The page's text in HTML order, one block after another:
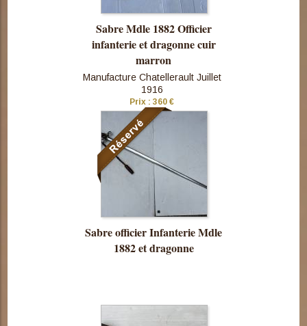
Consulter
cette pièce
Sabre Mdle 1882 Officier
infanterie et dragonne cuir
marron
Manufacture Chatellerault Juillet
1916
Prix : 360 €
cette pièce
Sabre officier Infanterie Mdle
1882 et dragonne